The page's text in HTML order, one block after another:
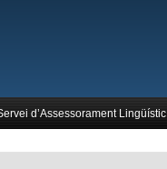
d’Assessorament Lingüístic